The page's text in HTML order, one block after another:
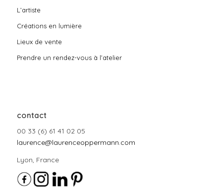
L’artiste
Créations en lumière
Lieux de vente
Prendre un rendez-vous à l’atelier
contact
00 33 (6) 61 41 02 05
laurence@laurenceoppermann.com
Lyon, France